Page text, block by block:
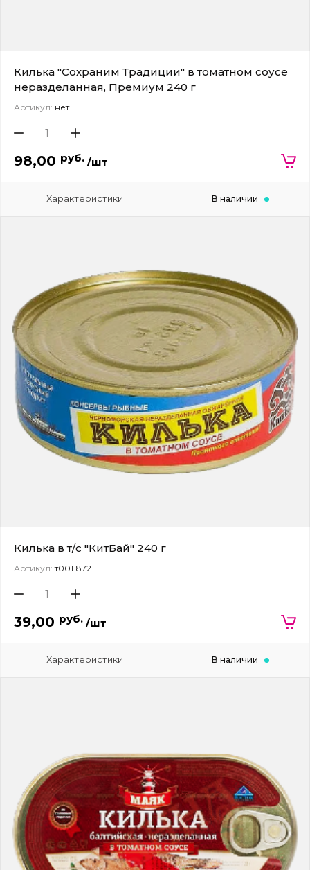
Килька "Сохраним Традиции" в томатном соусе
неразделанная, Премиум 240 г
Артикул: нет
98,00 руб. /шт
Характеристики В наличии
Килька в т/с "КитБай" 240 г
Артикул: т0011872
39,00 руб. /шт
Характеристики В наличии